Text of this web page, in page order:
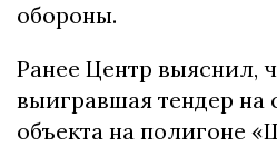
обороны.
Ранее Центр выяснил,
выигравшая тендер на
объекта на полигоне